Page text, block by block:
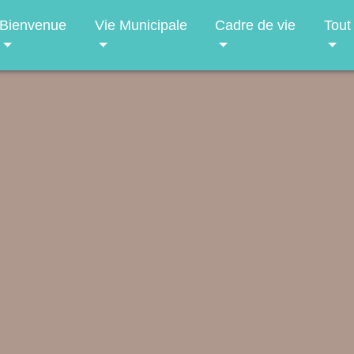
Bienvenue Vie Municipale Cadre de vie